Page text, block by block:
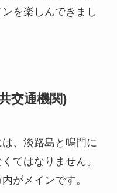
を楽しんできまし
交通機関)
、淡路島と鳴門に
てはなりません。
がメインです。